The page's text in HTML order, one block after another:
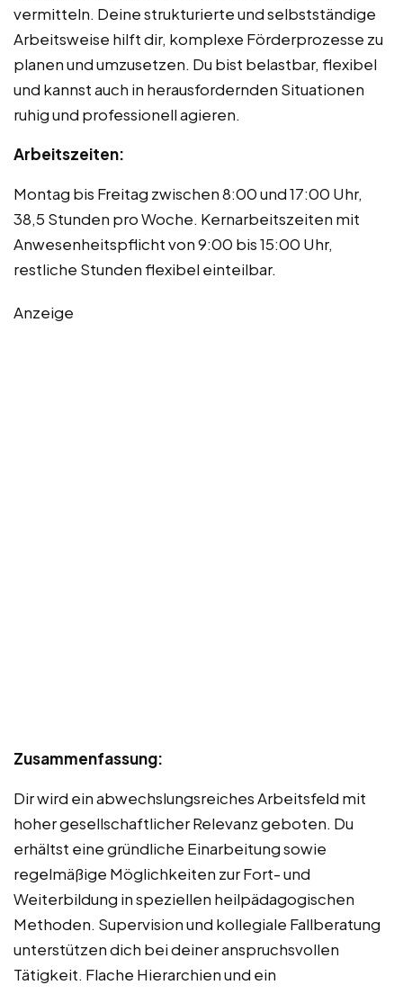
vermitteln. Deine strukturierte und selbstständige
Arbeitsweise hilft dir, komplexe Förderprozesse zu
planen und umzusetzen. Du bist belastbar, flexibel
und kannst auch in herausfordernden Situationen
ruhig und professionell agieren.
Arbeitszeiten:
Montag bis Freitag zwischen 8:00 und 17:00 Uhr,
38,5 Stunden pro Woche. Kernarbeitszeiten mit
Anwesenheitspflicht von 9:00 bis 15:00 Uhr,
restliche Stunden flexibel einteilbar.
Anzeige
Zusammenfassung:
Dir wird ein abwechslungsreiches Arbeitsfeld mit
hoher gesellschaftlicher Relevanz geboten. Du
erhältst eine gründliche Einarbeitung sowie
regelmäßige Möglichkeiten zur Fort- und
Weiterbildung in speziellen heilpädagogischen
Methoden. Supervision und kollegiale Fallberatung
unterstützen dich bei deiner anspruchsvollen
Tätigkeit. Flache Hierarchien und ein